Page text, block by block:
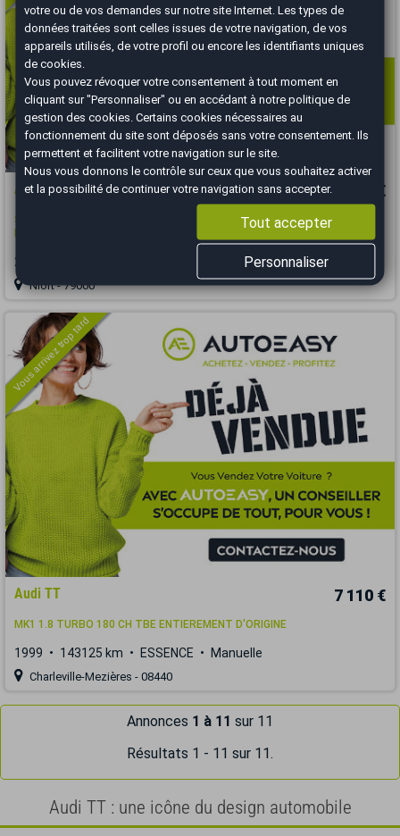
Audi TT 15 500 €
SERIE 2 COUPE 3.2 I V6 QUATTRO 250 DESIGN EDITION / GARANTIE 12
2006 Manuelle
Niort - 79000
Vous arrivez trop tard
Audi TT 7 110 €
MK1 1.8 TURBO 180 CH TBE ENTIEREMENT D'ORIGINE
1999 143125 km ESSENCE Manuelle
Charleville-Mezières - 08440
Annonces 1 à 11 sur 11
Résultats 1 - 11 sur 11.
Audi TT : une icône du design automobile
votre ou de vos demandes sur notre site Internet. Les types de
données traitées sont celles issues de votre navigation, de vos
appareils utilisés, de votre profil ou encore les identifiants uniques
de cookies.
Vous pouvez révoquer votre consentement à tout moment en
cliquant sur "Personnaliser" ou en accédant à notrepolitique de
gestion des cookies . Certains cookies nécessaires au
fonctionnement du site sont déposés sans votre consentement. Ils
permettent et facilitent votre navigation sur le site.
Nous vous donnons le contrôle sur ceux que vous souhaitez activer
et la possibilité de continuer votre navigation sans accepter.
Tout accepter
Personnaliser